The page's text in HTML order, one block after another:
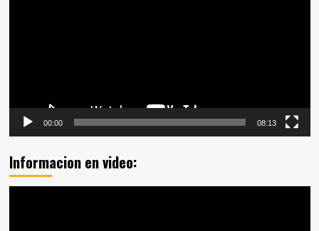
00:00 08:13
Informacion en video: